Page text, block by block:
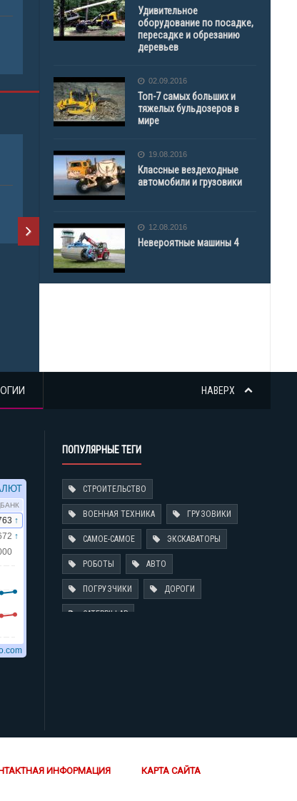
TOYOTA 8FGKL25
ПОГРУЗЧИК
Удивительное
оборудование по посадке,
пересадке и обрезанию
деревьев
02.09.2016
Топ-7 самых больших и
тяжелых бульдозеров в
мире
19.08.2016
Классные вездеходные
автомобили и грузовики
12.08.2016
Невероятные машины 4
НАВЕРХ
ПОПУЛЯРНЫЕ ТЕГИ
СТРОИТЕЛЬСТВО
ВОЕННАЯ ТЕХНИКА ГРУЗОВИКИ
САМОЕ-САМОЕ ЭКСКАВАТОРЫ
РОБОТЫ АВТО
ПОГРУЗЧИКИ ДОРОГИ
CATERPILLAR
ИНФОРМАЦИЯ КАРТА САЙТА